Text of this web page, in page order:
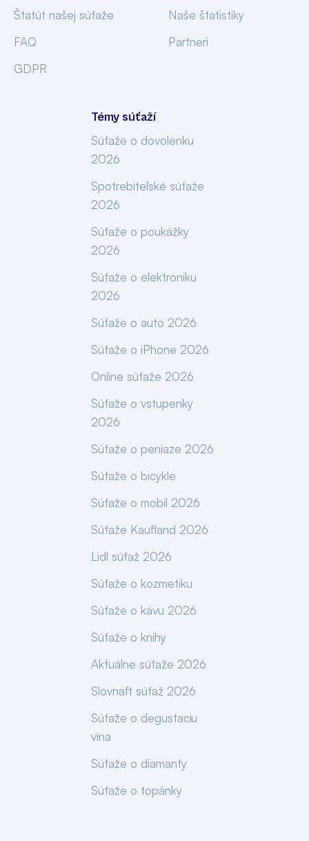
Štatút našej súťaže
FAQ
GDPR
Naše štatistiky
Partneri
Témy súťaží
Súťaže o dovolenku
2026
Spotrebiteľské súťaže
2026
Súťaže o poukážky
2026
Súťaže o elektroniku
2026
Súťaže o auto 2026
Súťaže o iPhone 2026
Online súťaže 2026
Súťaže o vstupenky
2026
Súťaže o peniaze 2026
Súťaže o bicykle
Súťaže o mobil 2026
Súťaže Kaufland 2026
Lidl súťaž 2026
Súťaže o kozmetiku
Súťaže o kávu 2026
Súťaže o knihy
Aktuálne súťaže 2026
Slovnaft súťaž 2026
Súťaže o degustaciu
vína
Súťaže o diamanty
Súťaže o topánky